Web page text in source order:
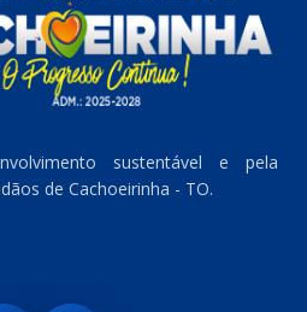
sustentável e pela
de Cachoeirinha - TO.